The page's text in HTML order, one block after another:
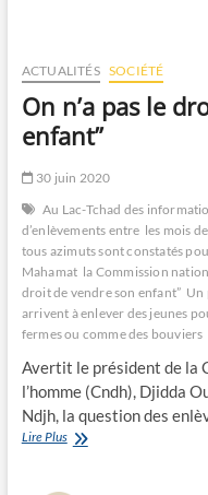
ACTUALITÉS SOCIÉTÉ
On n’a pas le
enfant”
30 juin 2020
Au Lac-Tchad des
d’enlèvements entre les mois
tous azimuts sont constatés
Mahamat la Commission
droit de vendre son enfant” Un
arrivent à enlever des jeunes
fermes ou comme des bouviers
Avertit le président de la
l’homme (Cndh), Djidda
Ndjh, la question des
Lire PlusOn